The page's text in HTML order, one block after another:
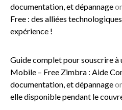
documentation, et dépannage
Free : des alliées
expérience !
Guide complet pour souscrire à
Mobile – Free Zimbra : Aide
documentation, et dépannage
elle disponible pendant le